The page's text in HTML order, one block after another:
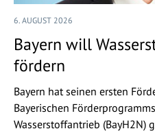
6. AUGUST 2026
Bayern will
fördern
Bayern hat seinen ersten
Bayerischen
Wasserstoffantrieb (BayH2N)